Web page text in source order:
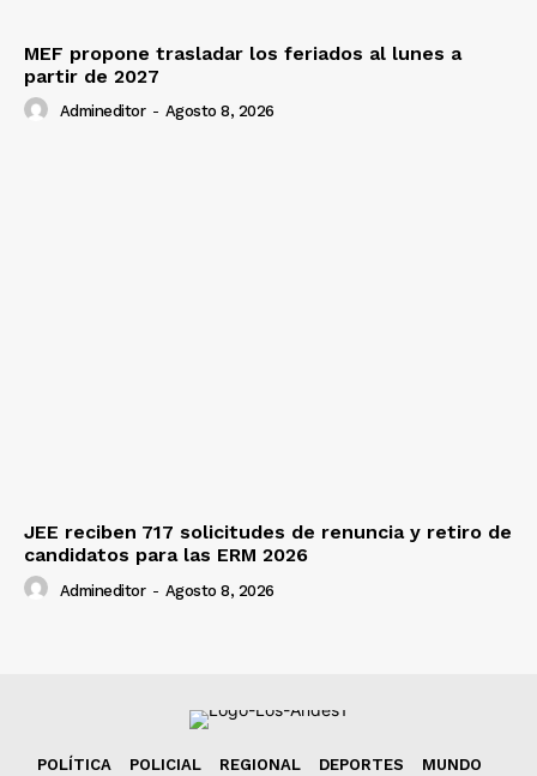
MEF propone trasladar los feriados al lunes a
partir de 2027
Admineditor - Agosto 8, 2026
JEE reciben 717 solicitudes de renuncia y retiro de
candidatos para las ERM 2026
Admineditor - Agosto 8, 2026
POLÍTICA POLICIAL REGIONAL DEPORTES
MUNDO